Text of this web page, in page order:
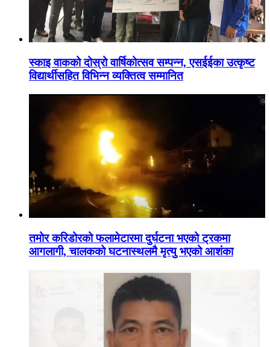
स्काइ वाकको दोस्रो वार्षिकोत्सव सम्पन्न, एसईईका उत्कृष्ट
विद्यार्थीसहित विभिन्न व्यक्तित्व सम्मानित
तमोर करिडोरको फलामेटारमा दुर्घटना भएको ट्रकमा
आगलागी, चालकको घटनास्थलमै मृत्यु भएको आशंका